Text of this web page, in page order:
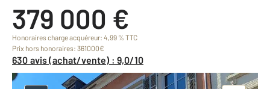
379 000 €
Honoraires charge acquéreur: 4,99 % TTC
Prix hors honoraires: 361000€
630 avis (achat/vente) : 9,0/10